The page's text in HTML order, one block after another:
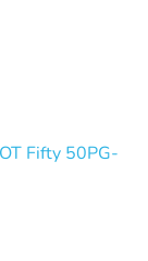
Fifty 50PG-